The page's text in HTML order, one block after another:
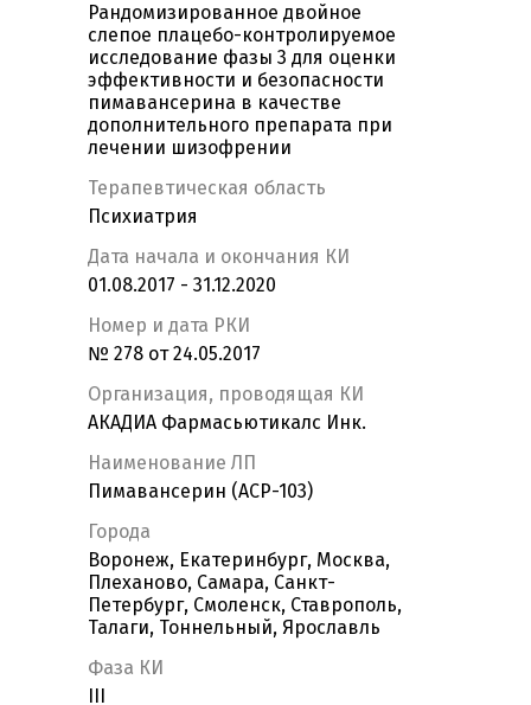
Рандомизированное двойное
слепое плацебо-контролируемое
исследование фазы 3 для оценки
эффективности и безопасности
пимавансерина в качестве
дополнительного препарата при
лечении шизофрении
Терапевтическая область
Психиатрия
Дата начала и окончания КИ
01.08.2017 - 31.12.2020
Номер и дата РКИ
№ 278 от 24.05.2017
Организация, проводящая КИ
АКАДИА Фармасьютикалс Инк.
Наименование ЛП
Пимавансерин (ACP-103)
Города
Воронеж, Екатеринбург, Москва,
Плеханово, Самара, Санкт-
Петербург, Смоленск, Ставрополь,
Талаги, Тоннельный, Ярославль
Фаза КИ